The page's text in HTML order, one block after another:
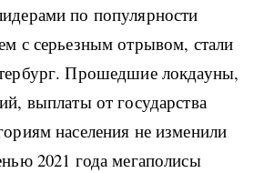
по популярности
с серьезным отрывом, стали
Прошедшие локдауны,
выплаты от государства
населения не изменили
2021 года мегаполисы